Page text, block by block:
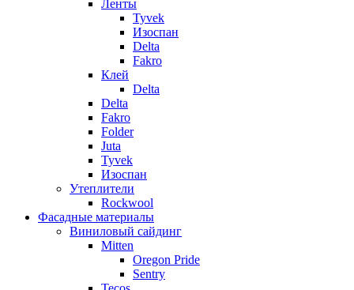
Ленты
Tyvek
Изоспан
Delta
Fakro
Клей
Delta
Delta
Fakro
Folder
Juta
Tyvek
Изоспан
Утеплители
Rockwool
Фасадные материалы
Виниловый сайдинг
Mitten
Oregon Pride
Sentry